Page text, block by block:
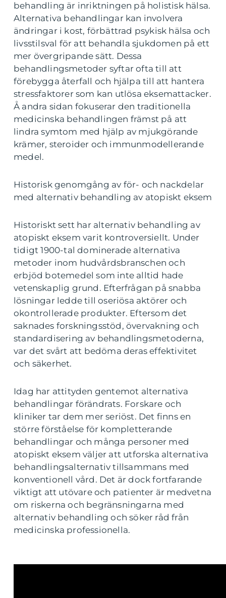
behandling är inriktningen på holistisk hälsa.
Alternativa behandlingar kan involvera
ändringar i kost, förbättrad psykisk hälsa och
livsstilsval för att behandla sjukdomen på ett
mer övergripande sätt. Dessa
behandlingsmetoder syftar ofta till att
förebygga återfall och hjälpa till att hantera
stressfaktorer som kan utlösa eksemattacker.
Å andra sidan fokuserar den traditionella
medicinska behandlingen främst på att
lindra symtom med hjälp av mjukgörande
krämer, steroider och immunmodellerande
medel.
Historisk genomgång av för- och nackdelar
med alternativ behandling av atopiskt eksem
Historiskt sett har alternativ behandling av
atopiskt eksem varit kontroversiellt. Under
tidigt 1900-tal dominerade alternativa
metoder inom hudvårdsbranschen och
erbjöd botemedel som inte alltid hade
vetenskaplig grund. Efterfrågan på snabba
lösningar ledde till oseriösa aktörer och
okontrollerade produkter. Eftersom det
saknades forskningsstöd, övervakning och
standardisering av behandlingsmetoderna,
var det svårt att bedöma deras effektivitet
och säkerhet.
Idag har attityden gentemot alternativa
behandlingar förändrats. Forskare och
kliniker tar dem mer seriöst. Det finns en
större förståelse för kompletterande
behandlingar och många personer med
atopiskt eksem väljer att utforska alternativa
behandlingsalternativ tillsammans med
konventionell vård. Det är dock fortfarande
viktigt att utövare och patienter är medvetna
om riskerna och begränsningarna med
alternativ behandling och söker råd från
medicinska professionella.